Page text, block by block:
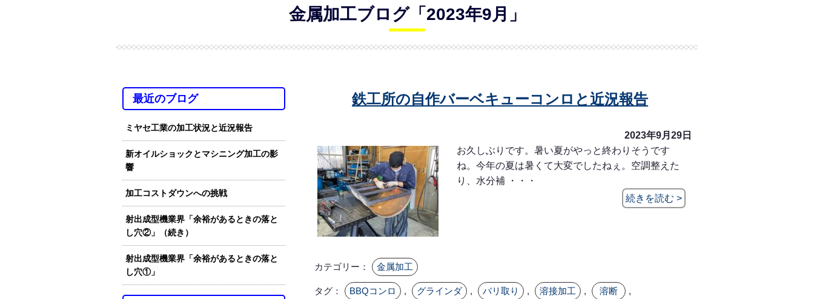
金属加工ブログ「2023年9月」
鉄工所の自作バーベキューコンロと近況報告
2023年9月29日
お久しぶりです。暑い夏がやっと終わりそうです
ね。今年の夏は暑くて大変でしたねぇ。空調整えた
り、水分補 ・・・
続きを読む >
カテゴリー： 金属加工
タグ： BBQコンロ , グラインダ , バリ取り , 溶接加工 , 溶断 ,
最近のブログ
ミヤセ工業の加工状況と近況報告
新オイルショックとマシニング加工の影
響
加工コストダウンへの挑戦
射出成型機業界「余裕があるときの落と
し穴②」（続き）
射出成型機業界「余裕があるときの落と
し穴①」